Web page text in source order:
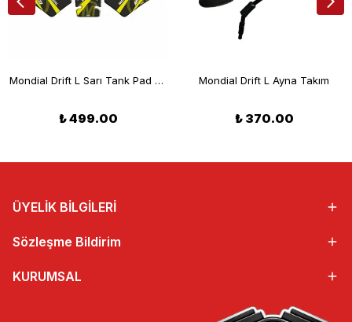
Mondial Drift L Sarı Tank Pad Set
₺ 499.00
Mondial Drift L Ayna Takım
₺ 370.00
ÜYELİK BİLGİLERİ
Sözleşme Bildirim
KURUMSAL